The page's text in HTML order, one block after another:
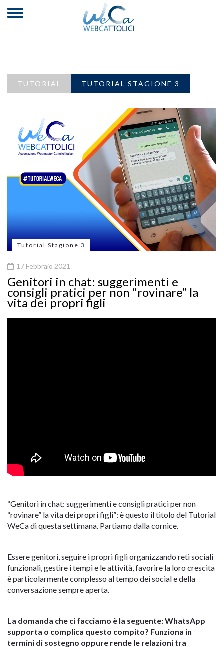
TUTORIAL TUTORIAL STAGIONE 3
Tutorial Stagione 3
17 Febbraio 2021
Genitori in chat: suggerimenti e
consigli pratici per non “rovinare” la
vita dei propri figli
“Genitori in chat: suggerimenti e consigli pratici per non
“rovinare” la vita dei propri figli”: è questo il titolo del Tutorial
WeCa di questa settimana. Partiamo dalla cornice.
Essere genitori, seguire i propri figli organizzando reti sociali
funzionali, gestire i tempi e le attività, favorire la loro crescita
è particolarmente complesso al tempo dei social e della
conversazione sempre aperta.
La domanda che ci facciamo è la seguente: WhatsApp
supporta o complica questo compito? Funziona in
termini di sostegno oppure rende le relazioni tra